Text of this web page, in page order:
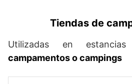
Tiendas de
Utilizadas en
campamentos o campings